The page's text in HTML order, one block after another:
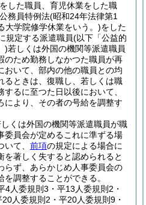
をした職員、育児休業をした職
務員特例法(昭和24年法律第1
大学院修学休業をいう。)をした
規定する派遣職員(以下「公益的
)若しくは外国の機関等派遣職員
のため勤務しなかつた職員が再
おいて、部内の他の職員との均
るときは、復職し、若しくは職
るに至つた日以後において、
により、その者の号給を調整す
くは外国の機関等派遣職員が職
委員会が定めるこれに準ずる場
て、 前項の規定による場合に
を著しく失すると認められると
らず、あらかじめ人事委員会の
調整することができる。
4人委規則3・平13人委規則2・
人委規則2・平20人委規則9・